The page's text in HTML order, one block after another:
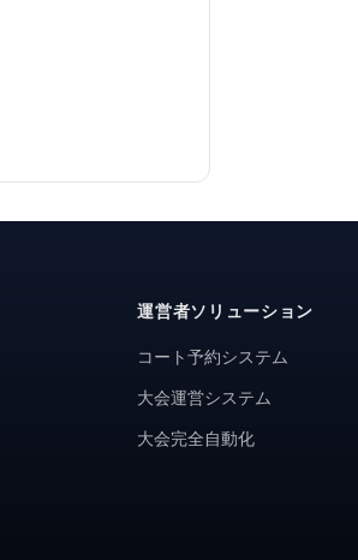
運営者ソリューション
コート予約システム
大会運営システム
大会完全自動化